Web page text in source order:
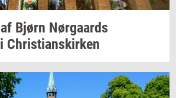
af Bjørn Nør­gaards
i Chri­sti­anskir­ken